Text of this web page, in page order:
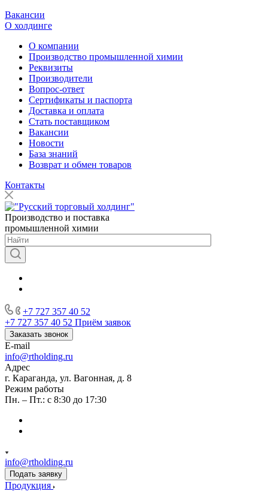
Вакансии
О холдинге
О компании
Производство промышленной химии
Реквизиты
Производители
Вопрос-ответ
Сертификаты и паспорта
Доставка и оплата
Стать поставщиком
Вакансии
Новости
База знаний
Возврат и обмен товаров
Контакты
Производство и поставка
промышленной химии
+7 727 357 40 52
+7 727 357 40 52 Приём заявок
Заказать звонок
E-mail
info@rtholding.ru
Адрес
г. Караганда, ул. Вагонная, д. 8
Режим работы
Пн. – Пт.: с 8:30 до 17:30
info@rtholding.ru
Подать заявку
Продукция